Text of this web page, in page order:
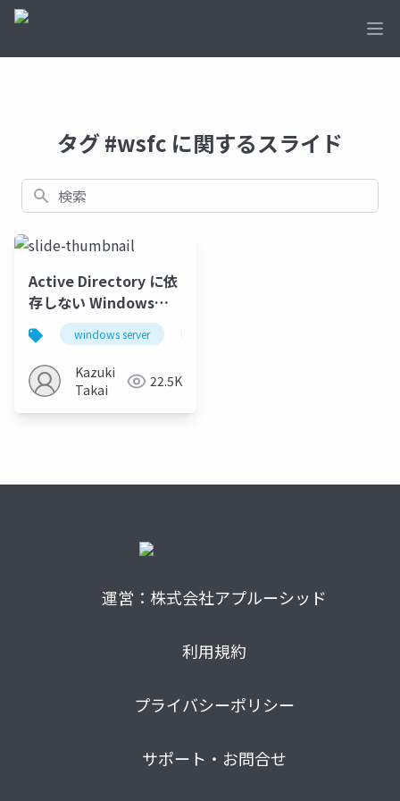
タグ #wsfc に関するスライド
検索
Active Directory に依
存しない Windows
Server Failover
Clustering
windows server
Kazuki
Takai
22.5K
運営：株式会社アプルーシッド
利用規約
プライバシーポリシー
サポート・お問合せ